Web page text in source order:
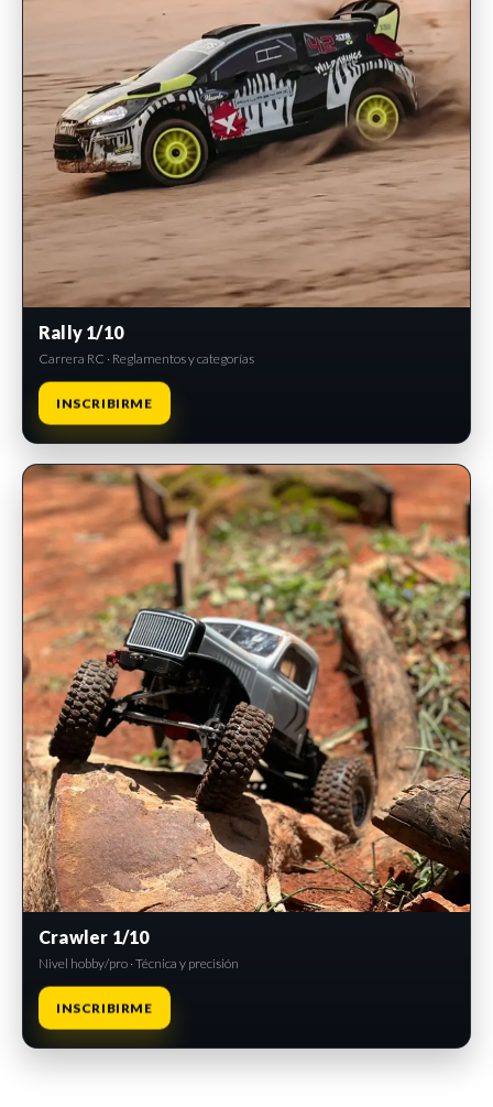
Rally 1/10
Carrera RC · Reglamentos y categorías
INSCRIBIRME
INSCRIPCIONES ABIERTAS
Crawler 1/10
Nivel hobby/pro · Técnica y precisión
INSCRIBIRME